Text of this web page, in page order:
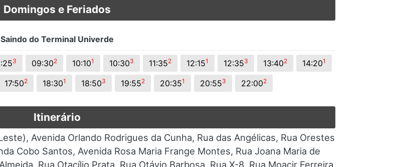
Domingos e Feriados
Saindo do Terminal Univerde
3 09:302 10:101 10:303 11:352 12:151 12:353 13:402 14:201
17:502 18:301 18:503 19:552 20:351 20:553 22:002
Itinerário
Avenida Orlando Rodrigues da Cunha, Rua das Angélicas, Rua Orestes
Cobo Santos, Avenida Rosa Maria Frange Montes, Rua Joana Maria de
Rua Otacílio Prata, Rua Otávio Barbosa, Rua X-8, Rua Moacir Ferreira